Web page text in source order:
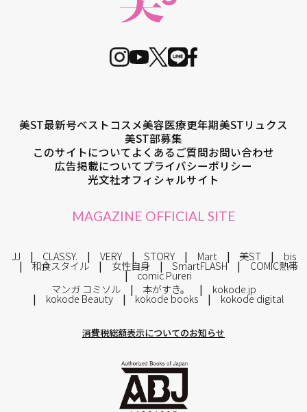
美ST最新号ベストコスメ美容医療更年期美STリュクス
美ST部募集
このサイトについてよくあるご質問お問い合わせ
広告掲載についてプライバシーポリシー
光文社オフィシャルサイト
MAGAZINE OFFICIAL SITE
JJ CLASSY. VERY STORY Mart 美ST bis
和食スタイル 女性自身 SmartFLASH COMIC熱帯
comic Pureri
マンガ コミソル
本がすき。 kokode.jp
kokode Beauty kokode books kokode digital
消費税総額表示についてのお知らせ